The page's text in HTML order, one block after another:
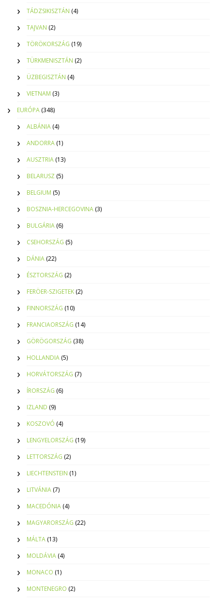
TÁDZSIKISZTÁN (4)
TAJVAN (2)
TÖRÖKORSZÁG (19)
TÜRKMENISZTÁN (2)
ÜZBEGISZTÁN (4)
VIETNAM (3)
EURÓPA (348)
ALBÁNIA (4)
ANDORRA (1)
AUSZTRIA (13)
BELARUSZ (5)
BELGIUM (5)
BOSZNIA-HERCEGOVINA (3)
BULGÁRIA (6)
CSEHORSZÁG (5)
DÁNIA (22)
ÉSZTORSZÁG (2)
FERÖER-SZIGETEK (2)
FINNORSZÁG (10)
FRANCIAORSZÁG (14)
GÖRÖGORSZÁG (38)
HOLLANDIA (5)
HORVÁTORSZÁG (7)
ÍRORSZÁG (6)
IZLAND (9)
KOSZOVÓ (4)
LENGYELORSZÁG (19)
LETTORSZÁG (2)
LIECHTENSTEIN (1)
LITVÁNIA (7)
MACEDÓNIA (4)
MAGYARORSZÁG (22)
MÁLTA (13)
MOLDÁVIA (4)
MONACO (1)
MONTENEGRO (2)